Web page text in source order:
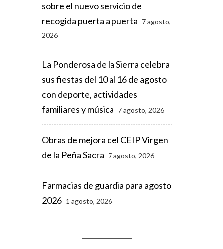
sobre el nuevo servicio de
recogida puerta a puerta 7 agosto,
2026
La Ponderosa de la Sierra celebra
sus fiestas del 10 al 16 de agosto
con deporte, actividades
familiares y música 7 agosto, 2026
Obras de mejora del CEIP Virgen
de la Peña Sacra 7 agosto, 2026
Farmacias de guardia para agosto
2026 1 agosto, 2026